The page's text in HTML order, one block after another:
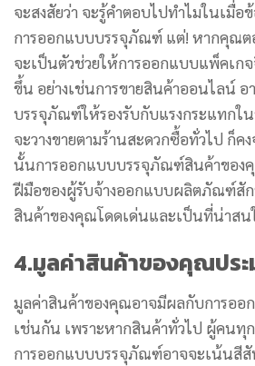
จะสงสัยว่า จะรู้คำตอบไปทำไมในเมื่
การออกแบบบรรจุภัณฑ์ แต่! หากคุณต
จะเป็นตัวช่วยให้การออกแบบแพ็คเก
ขึ้น อย่างเช่นการขายสินค้าออนไลน์
บรรจุภัณฑ์ให้รองรับกับแรงกระแทกใ
จะวางขายตามร้านสะดวกซื้อทั่วไป ก็ค
นั้นการออกแบบบรรจุภัณฑ์สินค้าของ
ฝีมือของผู้รับจ้างออกแบบผลิตภัณฑ์สั
สินค้าของคุณโดดเด่นและเป็นที่น่าส
4.มูลค่าสินค้าของคุณประ
มูลค่าสินค้าของคุณอาจมีผลกับการออ
เช่นกัน เพราะหากสินค้าทั่วไป ผู้คนทุ
การออกแบบบรรจุภัณฑ์อาจจะเน้นสีสั